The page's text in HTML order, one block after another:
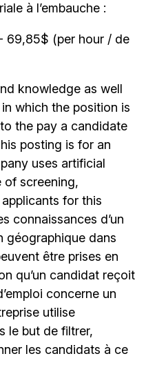
à l’embauche :
(per hour / de
knowledge as well
which the position is
the pay a candidate
posting is for an
uses artificial
of screening,
for this
connaissances d’un
géographique dans
être prises en
qu’un candidat reçoit
concerne un
utilise
le but de filtrer,
les candidats à ce